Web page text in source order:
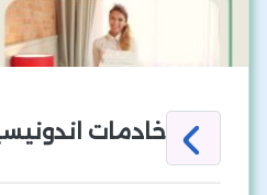
خادمات